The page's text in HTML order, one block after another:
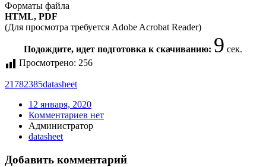
Форматы файла
HTML, PDF
(Для просмотра требуется Adobe Acrobat Reader)
Подождите, идет подготовка к скачиванию: 9 сек.
Просмотрено: 256
21782385datasheet
12 января, 2020
Комментариев нет
Администратор
datasheet
Добавить комментарий